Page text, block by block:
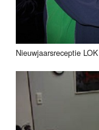
Nieuwjaarsreceptie